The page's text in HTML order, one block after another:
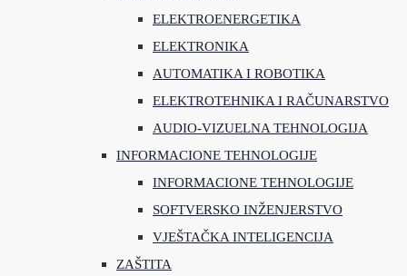
ELEKTROENERGETIKA
ELEKTRONIKA
AUTOMATIKA I ROBOTIKA
ELEKTROTEHNIKA I RAČUNARSTVO
AUDIO-VIZUELNA TEHNOLOGIJA
INFORMACIONE TEHNOLOGIJE
INFORMACIONE TEHNOLOGIJE
SOFTVERSKO INŽENJERSTVO
VJEŠTAČKA INTELIGENCIJA
ZAŠTITA